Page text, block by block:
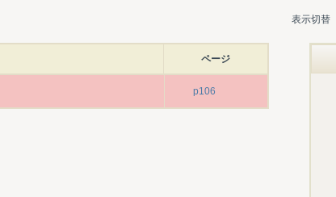
表示切替
ページ
p106